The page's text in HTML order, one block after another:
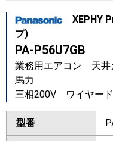
XEPHY
プ)
PA-P56U7GB
業務用エアコン 天
馬力
三相200V ワイヤー
型番